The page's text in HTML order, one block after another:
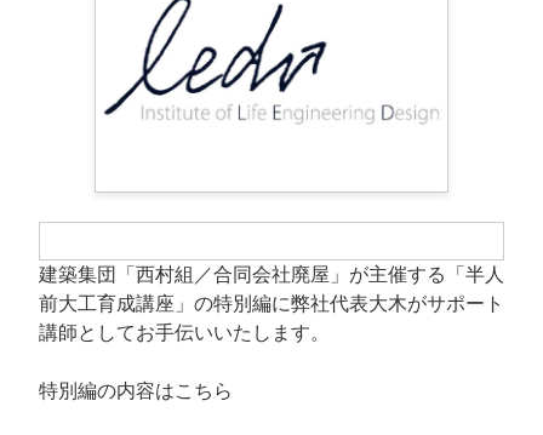
建築集団「西村組／合同会社廃屋」が主催する「半人
前大工育成講座」の特別編に弊社代表大木がサポート
講師としてお手伝いいたします。
特別編の内容はこちら